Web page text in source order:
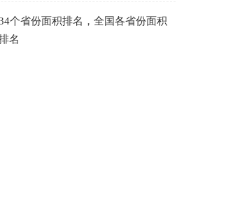
个省份面积排名，全国各省份面积
名